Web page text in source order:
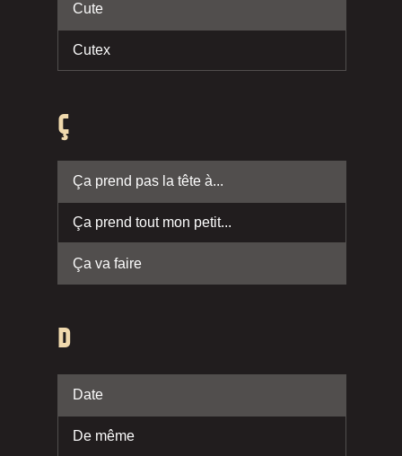
Cute
Cutex
Ç
Ça prend pas la tête à...
Ça prend tout mon petit...
Ça va faire
D
Date
De même